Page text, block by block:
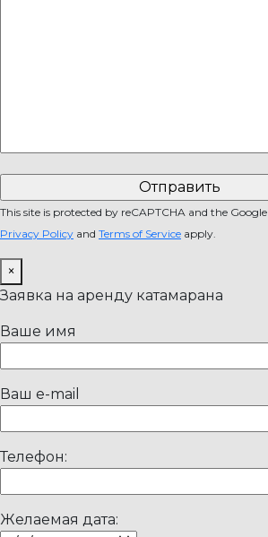
This site is protected by reCAPTCHA and the Google
Privacy Policy and Terms of Service apply.
×
Заявка на аренду катамарана
Ваше имя
Ваш e-mail
Телефон:
Желаемая дата: